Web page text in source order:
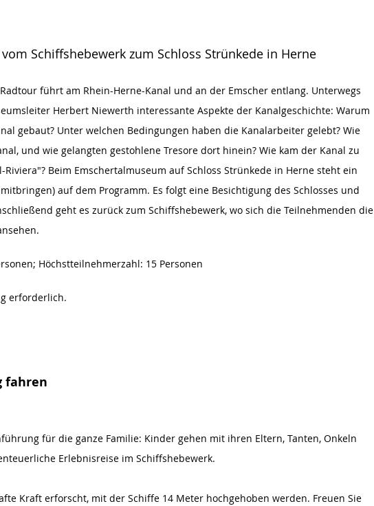
Schiffshebewerk zum Schloss Strünkede in Herne
führt am Rhein-Herne-Kanal und an der Emscher entlang. Unterwegs
Herbert Niewerth interessante Aspekte der Kanalgeschichte: Warum
gebaut? Unter welchen Bedingungen haben die Kanalarbeiter gelebt? Wie
und wie gelangten gestohlene Tresore dort hinein? Wie kam der Kanal zu
Beim Emschertalmuseum auf Schloss Strünkede in Herne steht ein
auf dem Programm. Es folgt eine Besichtigung des Schlosses und
geht es zurück zum Schiffshebewerk, wo sich die Teilnehmenden die
Höchstteilnehmerzahl: 15 Personen
erforderlich.
fahren
für die ganze Familie: Kinder gehen mit ihren Eltern, Tanten, Onkeln
Erlebnisreise im Schiffshebewerk.
Kraft erforscht, mit der Schiffe 14 Meter hochgehoben werden. Freuen Sie